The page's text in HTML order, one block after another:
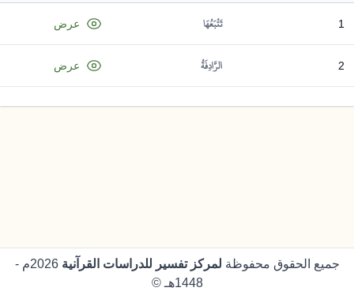
1 تَتْبَعُهَا عرض
2 الرَّادِفَةُ عرض
جميع الحقوق محفوظة لمركز تفسير للدراسات القرآنية
2026م -
1448هـ ©